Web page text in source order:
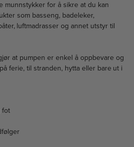
munnstykker for å sikre at du kan
som basseng, badeleker,
luftmadrasser og annet utstyr til
at pumpen er enkel å oppbevare og
ferie, til stranden, hytta eller bare ut i
fot